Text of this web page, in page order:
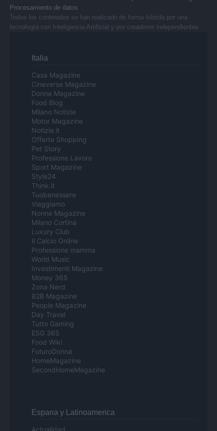
Procesamiento de datos
Todos los contenidos se han realizado de forma híbrida por una
tecnología con Inteligencia Artificial y por creadores independientes
Italia
Casa Magazine
Cineverse Magazine
Donne Magazine
Food Blog
Milano Notizie
Motor Magazine
Notizie.it
Offerte Shopping
Pet Story
Professione Lavoro
Sport Magazine
Style24
Think.it
Tuobenessere
Viaggiamo
Nonne Magazine
Milano Cortina
Luxury Club
Il Calcio Online
Professione mamma
World Music
Investimenti Magazine
Money 365
Zona Nerd
B2B Magazine
People Magazine
Day Travel
Tutto Gaming
ESG 365
Food Wiki
FuturoDonna
HomeMagazine
SecondHomeMagazine
Espana y Latinoamerica